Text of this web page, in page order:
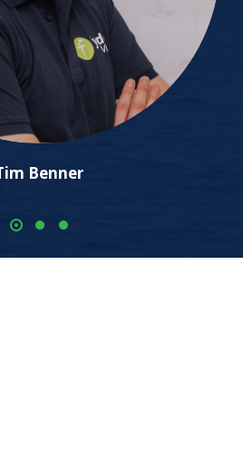
Benner